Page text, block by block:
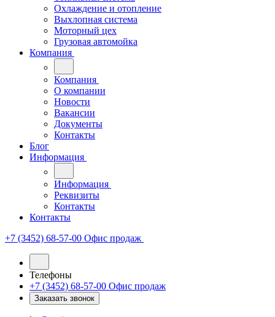
Охлаждение и отопление
Выхлопная система
Моторный цех
Грузовая автомойка
Компания
Компания
О компании
Новости
Вакансии
Документы
Контакты
Блог
Информация
Информация
Реквизиты
Контакты
Контакты
+7 (3452) 68-57-00 Офис продаж
Телефоны
+7 (3452) 68-57-00 Офис продаж
Заказать звонок